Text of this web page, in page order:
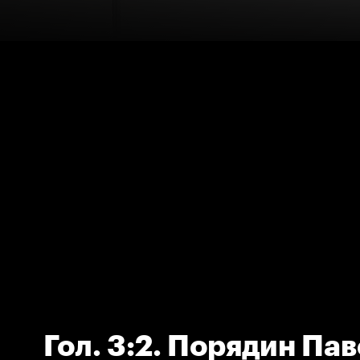
Гол. 3:2. Порядин